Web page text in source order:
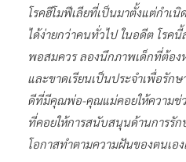
โรคฮีโมฟีเลียที่เป็นมาตั้งแต่กำเ
ได้ง่ายกว่าคนทั่วไป ในอดีต โรค
พอสมควร ลองนึกภาพเด็กที่ต้อง
และขาดเรียนเป็นประจำเพื่อรัก
ดีที่มีคุณพ่อ-คุณแม่คอยให้ความช่
ที่คอยให้การสนับสนุนด้านการรัก
โอกาสทำตามความฝันของตนเอ